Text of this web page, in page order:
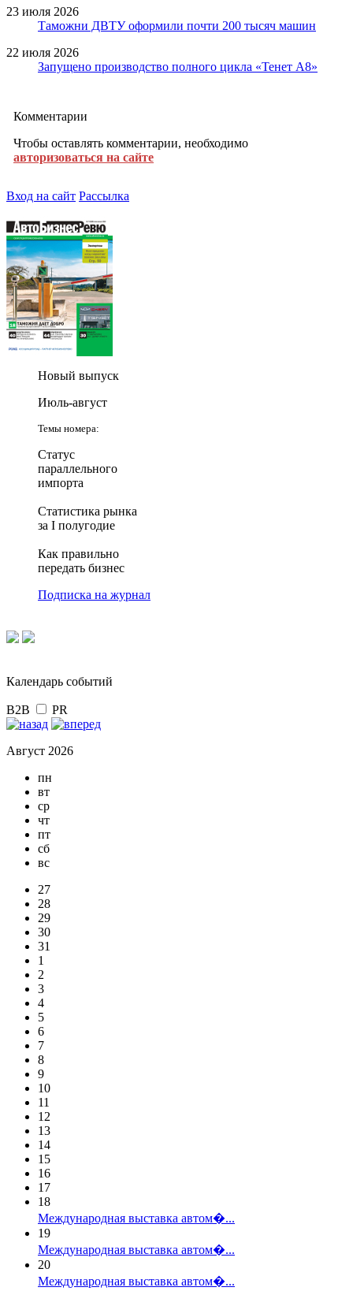
23 июля 2026
Таможни ДВТУ оформили почти 200 тысяч машин
22 июля 2026
Запущено производство полного цикла «Тенет A8»
Комментарии
Чтобы оставлять комментарии, необходимо
авторизоваться на сайте
Вход на сайт Рассылка
Новый выпуск
Июль-август
Темы номера:
Статус
параллельного
импорта
Статистика рынка
за I полугодие
Как правильно
передать бизнес
Подписка на журнал
Календарь событий
B2B PR
Август 2026
пн
вт
ср
чт
пт
сб
вс
27
28
29
30
31
1
2
3
4
5
6
7
8
9
10
11
12
13
14
15
16
17
18
Международная выставка автом�...
19
Международная выставка автом�...
20
Международная выставка автом�...